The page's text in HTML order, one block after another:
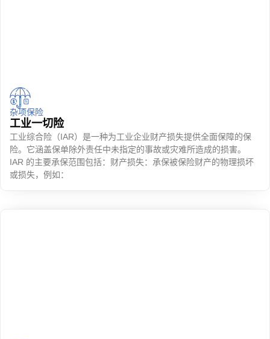
杂项保险
工业一切险
工业综合险（IAR）是一种为工业企业财产损失提供全面保障的保
险。它涵盖保单除外责任中未指定的事故或灾难所造成的损害。
IAR 的主要承保范围包括：财产损失：承保被保险财产的物理损坏
或损失，例如：